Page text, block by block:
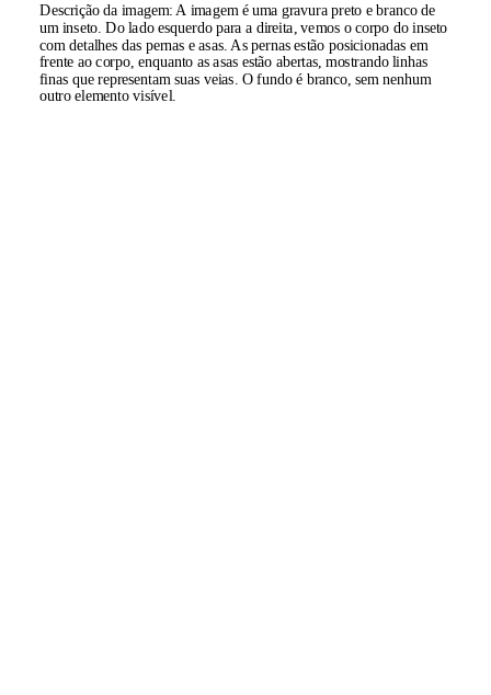
Descrição da imagem: A imagem é uma gravura preto e branco de
um inseto. Do lado esquerdo para a direita, vemos o corpo do inseto
com detalhes das pernas e asas. As pernas estão posicionadas em
frente ao corpo, enquanto as asas estão abertas, mostrando linhas
finas que representam suas veias. O fundo é branco, sem nenhum
outro elemento visível.